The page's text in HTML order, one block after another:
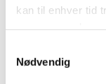
kan til enhver tid
tilbagetrækker et
Nødvendig
299,95 KR.